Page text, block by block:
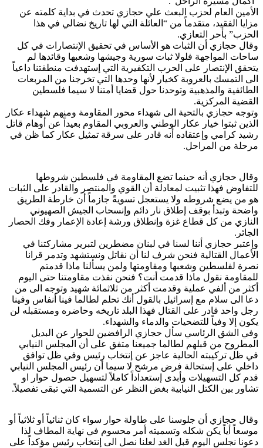
الأمين العام لحزب البعث علي حجازي تحدث في بداية كلمته عن
مزايا الفقيد، متقدماً من “العائلة التي لها تاريخ نضالي في هذا
الحزب” بأحر التعازي.
وقال حجازي أن الثبات هو الأساس في تحقيق الإنتصارات في كل
ساحات المواجهة فلولا ثبات سورية وجيشها وشعبها وقائدها لم
يتحقق الإنتصار على الحرب التكفيرية التي إستهدفت منطقتنا داعياً
الى التمسك بالعروبة كخيار لأنها وحدها التي تخرجنا من المربعات
الطائفية والمذهبية وتوحدنا حول قضايا أمتنا لا سيما فلسطين
القضية المركزية.
وتوجه حجازي بالتحية الى شهداء محور المقاومة ومنهم شهداء عكار
الذين ثبتوا خيار عكار الوطني والعروبي المقاوم بعيداً عن أوهام قاتل
رشيد كرامي وإعتقاده أنه قادر على سرقة تمثيل عكار كما ظن في
مرحلة من المراحل.
وقال حجازي أنه حينما تضع المقاومة في فلسطين شروطها
للتفاوض فهذا تثبيت لمعادلة أن القوي والمنتصر والقادر على الثبات
هو من يضع شروطه ولا يستعجل تسويةً جازماً أن خارطة الطريق
واضحة وتبدأ بوقف إطلاق نار دائم وإنسحاب الجيش الصهيوني
النازي من كل قطاع غزة وإنطلاق ورشة إعادة الإعمار وفك الحصار
الجائر.
وإعتبر حجازي أننا لسنا في لبنان مضطرين لتبرير مشاركتنا في
الأعمال القتالية فنحن شرف لنا أن نقاتل ونستشهد وتدمر قرانا
نصرة لفلسطين وشعبها ومقاومتها ولمن يسألنا ماذا قدمتم
للمقاومة نقول ماذا قدمت أنت؟ فنحن نفذت مقاومتنا حتى اليوم
أكثر من ألفي عملية وقدمت أكثر من ثلاثمائة شهيد وتوجه الى من
دعا الى سلام مع إسرائيل بالقول أنك تحلم لطالما فينا أنفاس وفينا
رجل واحد قادر على القتال فهذا البلد تاريخه وحاضره ومستقبله لن
يكون إلا وفياً للتضحيات والدماء والشهداء.
وفي الشق الرئاسي سأل حجازي الرافضين للحوار عن البديل
المطروح من قبلهم لطالما جميعنا متفق على أن المجلس النيابي
في ظل تركيبته الحالية عاجز عن إنتخاب رئيس وفي ظل توافق
داخلي على إستحالة فرض مرشح لا سيما أن رئيس المجلس النيابي
قدم كل التسهيلات وأبدى إستعداداً كاملاً لتسهيل حصول حوار او
تشاور بين الكتل النيابية بغض النظر عن التسمية التي تبقى تفصيلاً.
وقال حجازي أن جلوسنا على طاولة حوار سواء كان ثنائياً أو ثلاثياً أو
موسعاً أياً يكن شكله وتسميته أمر محسوم في نهاية المطاف لذا
دعونا نجلس اليوم قبل الغد لعلنا نصل الى إنتخاب رئيس مؤكداً على